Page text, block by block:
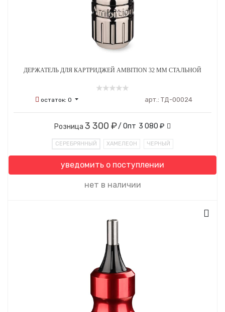
ДЕРЖАТЕЛЬ ДЛЯ КАРТРИДЖЕЙ AMBITION 32 ММ СТАЛЬНОЙ
остаток: 0 арт.: ТД-00024
Розница 3 300 ₽/ Опт 3 080 ₽
СЕРЕБРЯННЫЙ ХАМЕЛЕОН ЧЕРНЫЙ
уведомить о поступлении
нет в наличии